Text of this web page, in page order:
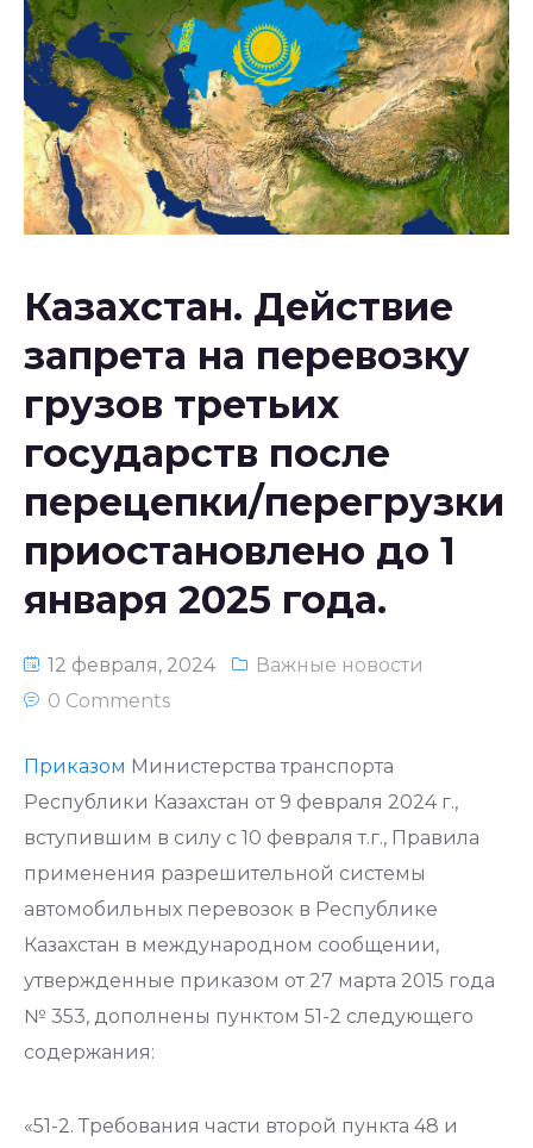
Национальное законодательство
республики Узбекистан
Казахстан. Действие
запрета на перевозку
грузов третьих
государств после
перецепки/перегрузки
приостановлено до 1
января 2025 года.
12 февраля, 2024
Важные новости
0 Comments
Приказом Министерства транспорта
Республики Казахстан от 9 февраля 2024 г.,
вступившим в силу с 10 февраля т.г., Правила
применения разрешительной системы
автомобильных перевозок в Республике
Казахстан в международном сообщении,
утвержденные приказом от 27 марта 2015 года
№ 353, дополнены пунктом 51-2 следующего
содержания:
«51-2. Требования части второй пункта 48 и